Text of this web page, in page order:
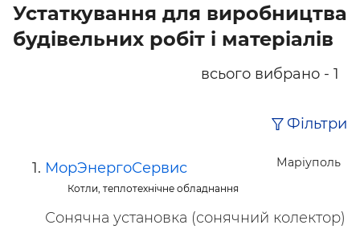
Устаткування для виробництва
будівельних робіт і матеріалів
всього вибрано - 1
Фільтри
Маріуполь
МорЭнергоСервис
Котли, теплотехнічне обладнання
Сонячна установка (сонячний колектор)